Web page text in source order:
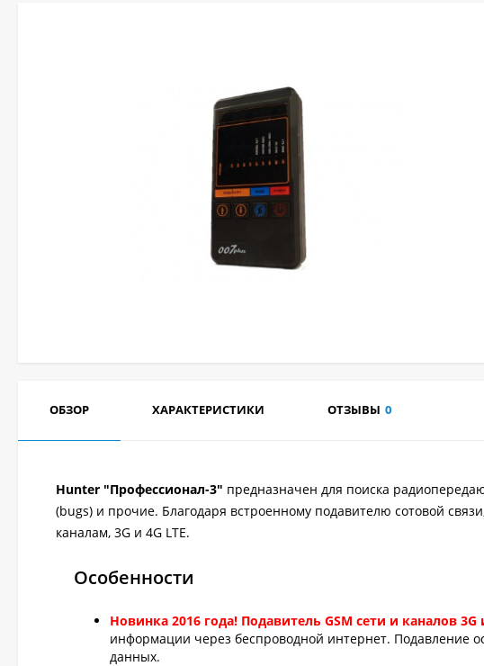
ОБЗОР ХАРАКТЕРИСТИКИ ОТЗЫВЫ 0
Hunter "Профессионал-3" предназначен для поиска
(bugs) и прочие. Благодаря встроенному подавителю сотовой
каналам, 3G и 4G LTE.
Особенности
Новинка 2016 года! Подавитель GSM сети и каналов 3G
информации через беспроводной интернет. Подавление
данных.